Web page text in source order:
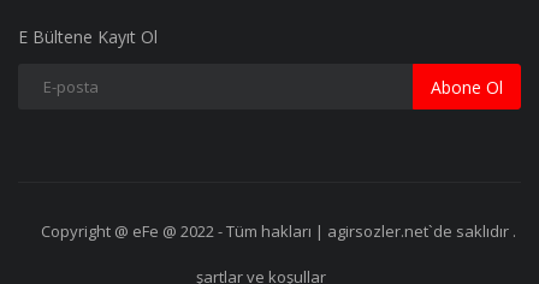
E Bültene Kayıt Ol
Abone Ol
Copyright @ eFe @ 2022 - Tüm hakları | agirsozler.net`de saklıdır .
şartlar ve koşullar